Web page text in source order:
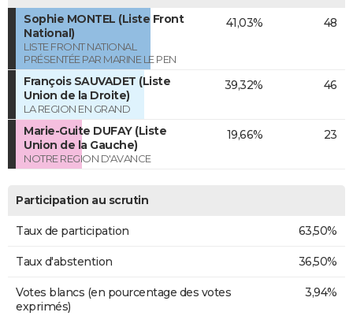
Sophie MONTEL (Liste Front
National)
LISTE FRONT NATIONAL
PRÉSENTÉE PAR MARINE LE PEN
41,03% 48
François SAUVADET (Liste
Union de la Droite)
LA REGION EN GRAND
39,32% 46
Marie-Guite DUFAY (Liste
Union de la Gauche)
NOTRE REGION D'AVANCE
19,66% 23
Participation au scrutin
Taux de participation 63,50%
Taux d'abstention 36,50%
Votes blancs (en pourcentage des votes
exprimés)
3,94%